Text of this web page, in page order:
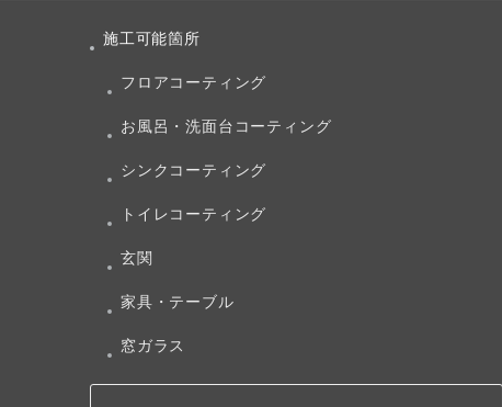
施工可能箇所
フロアコーティング
お風呂・洗面台コーティング
シンクコーティング
トイレコーティング
玄関
家具・テーブル
窓ガラス